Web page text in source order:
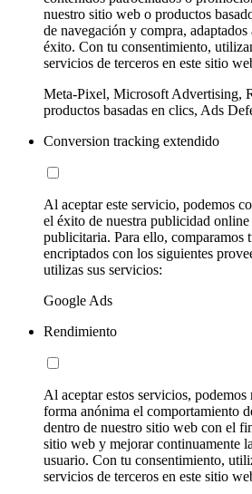
nuestro sitio web o productos
de navegación y compra,
éxito. Con tu consentimiento,
servicios de terceros en este sitio
Meta-Pixel, Microsoft Advertising,
productos basadas en clics, Ads
Conversion tracking extendido
Al aceptar este servicio, podemos
el éxito de nuestra publicidad
publicitaria. Para ello, comparamos
encriptados con los siguientes
utilizas sus servicios:
Google Ads
Rendimiento
Al aceptar estos servicios, podemos
forma anónima el comportamiento
dentro de nuestro sitio web con el
sitio web y mejorar continuamente
usuario. Con tu consentimiento,
servicios de terceros en este sitio